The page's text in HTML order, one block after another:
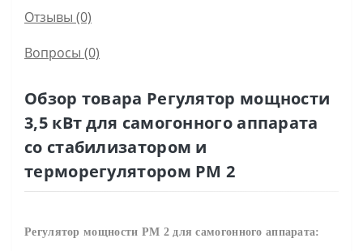
Отзывы (0)
Вопросы (0)
Обзор товара Регулятор мощности
3,5 кВт для самогонного аппарата
со стабилизатором и
терморегулятором РМ 2
Регулятор мощности РМ 2 для самогонного аппарата: